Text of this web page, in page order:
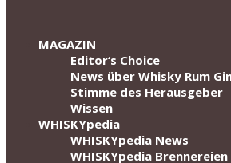
MAGAZIN
Editor‘s Choice
News über Whisky Rum
Stimme des Herausgeber
Wissen
WHISKYpedia
WHISKYpedia News
WHISKYpedia Brennereien